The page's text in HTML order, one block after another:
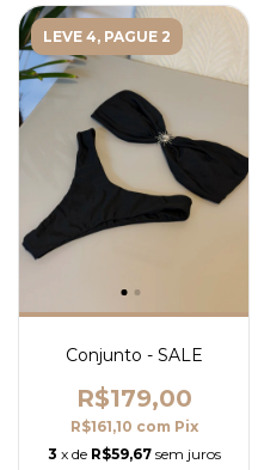
LEVE 4, PAGUE 2
Conjunto - SALE
R$179,00
R$161,10 com Pix
3 x de R$59,67 sem juros